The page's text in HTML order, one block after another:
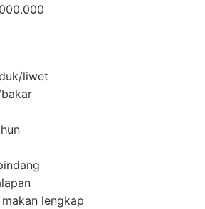
liwet
lengkap